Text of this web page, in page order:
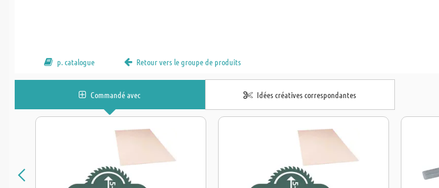
p. catalogue Retour vers le groupe de produits
Commandé avec Idées créatives correspondantes